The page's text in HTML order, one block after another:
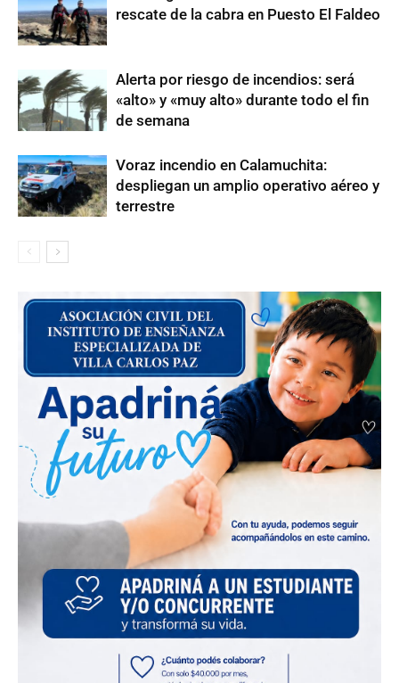
rescate de la cabra en Puesto El Faldeo
Alerta por riesgo de incendios: será
«alto» y «muy alto» durante todo el fin
de semana
Voraz incendio en Calamuchita:
despliegan un amplio operativo aéreo y
terrestre